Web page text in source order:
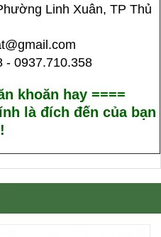
Linh Xuân, TP Thủ
0937.710.358
khoăn hay ====
là đích đến của bạn
!